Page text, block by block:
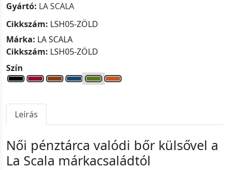
Gyártó: LA SCALA
Cikkszám: LSH05-ZÖLD
Márka: LA SCALA
Cikkszám: LSH05-ZÖLD
Szín
Leírás
Női pénztárca valódi bőr külsővel a
La Scala márkacsaládtól